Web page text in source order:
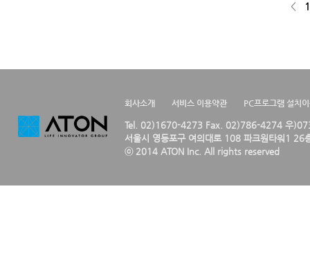
< 1
회사소개 서비스 이용약관 PC프로그램 설치
Tel. 02)1670-4273 Fax. 02)786-4274 우
서울시 영등포구 여의대로 108 파크원타워1 26
ⓒ 2014 ATON Inc. All rights reserved